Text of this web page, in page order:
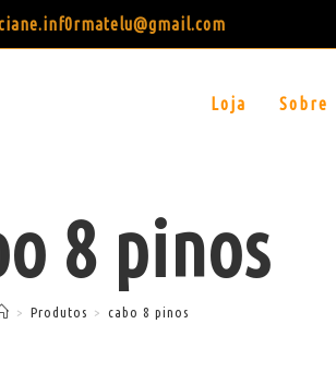
Loja Sobre
8 pinos
> Produtos > cabo 8 pinos